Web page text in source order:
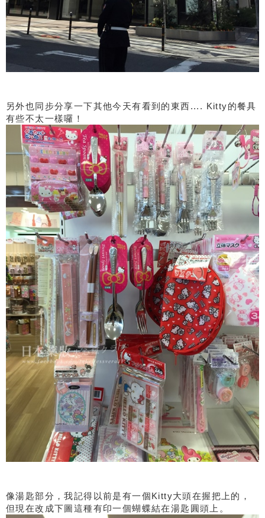
另外也同步分享一下其他今天有看到的東西.... Kitty的餐具
有些不太一樣囉！
像湯匙部分，我記得以前是有一個Kitty大頭在握把上的，
但現在改成下圖這種有印一個蝴蝶結在湯匙圓頭上。